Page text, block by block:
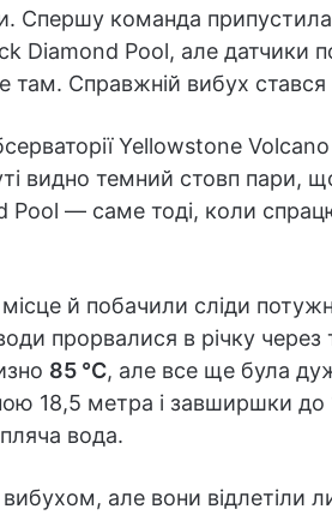
Спершу команда
Diamond Pool, але датчики
там. Справжній вибух стався
Yellowstone
видно темний стовп пари,
Pool — саме тоді, коли
й побачили сліди
прорвалися в річку
85 °C, але все ще була
18,5 метра і завширшки до
вода.
але вони відлетіли